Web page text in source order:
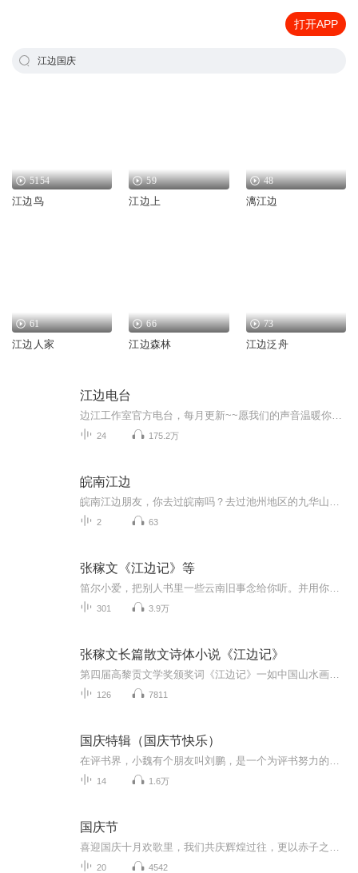
打开APP
江边国庆
5154
江边鸟
59
江边上
48
漓江边
61
江边人家
66
江边森林
73
江边泛舟
江边电台
24 175.2万
皖南江边
2 63
张稼文《江边记》等
301 3.9万
张稼文长篇散文诗体小说《江边记》
126 7811
国庆特辑（国庆节快乐）
14 1.6万
国庆节
20 4542